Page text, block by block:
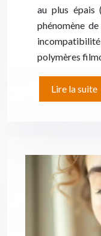
au plus épais
phénomène
polymères
Lire la suite